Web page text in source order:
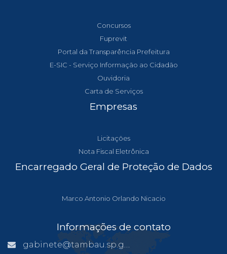
Concursos
Fuprevit
Portal da Transparência Prefeitura
E-SIC - Serviço Informação ao Cidadão
Ouvidoria
Carta de Serviços
Empresas
Licitações
Nota Fiscal Eletrônica
Encarregado Geral de Proteção de Dados
Marco Antonio Orlando Nicacio
Informações de contato
gabinete@tambau.sp.gov.br